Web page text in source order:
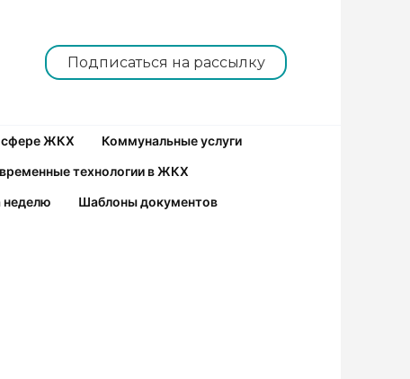
Подписаться на рассылку
сфере ЖКХ
Коммунальные услуги
технологии в ЖКХ
Шаблоны документов